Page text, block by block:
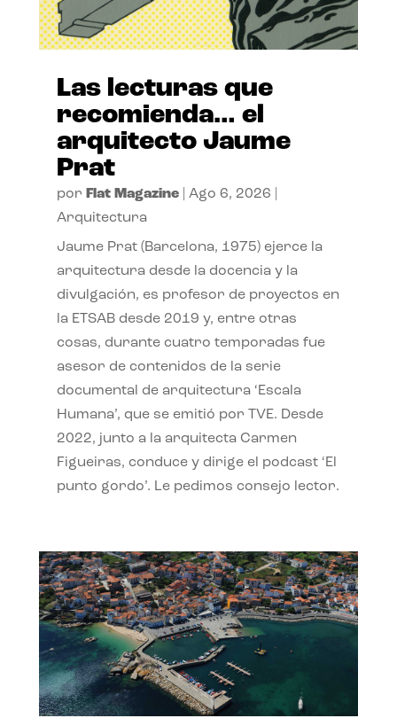
Las lecturas que
recomienda… el
arquitecto Jaume
Prat
por Flat Magazine| Ago 6, 2026
Arquitectura
Jaume Prat (Barcelona, 1975) ejerce la
arquitectura desde la docencia y la
divulgación, es profesor de proyectos en
la ETSAB desde 2019 y, entre otras
cosas, durante cuatro temporadas fue
asesor de contenidos de la serie
documental de arquitectura ‘Escala
Humana’, que se emitió por TVE. Desde
2022, junto a la arquitecta Carmen
Figueiras, conduce y dirige el podcast ‘El
punto gordo’. Le pedimos consejo lector.